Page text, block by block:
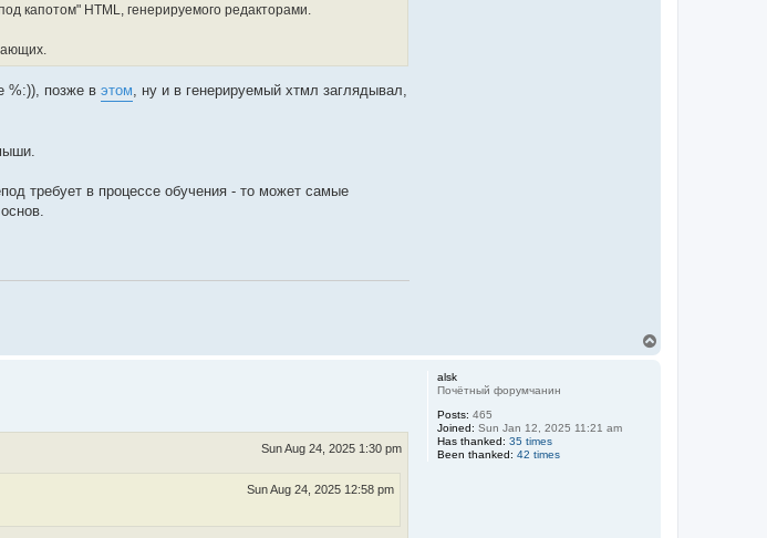
капотом" HTML, генерируемого редакторами.
%:)), позже в этом , ну и в генерируемый хтмл заглядывал,
требует в процессе обучения - то может самые
alsk
Почётный форумчанин
Posts: 465
Joined: Sun Jan 12, 2025 11:21 am
Has thanked: 35 times
Been thanked: 42 times
Sun Aug 24, 2025 1:30 pm
Sun Aug 24, 2025 12:58 pm